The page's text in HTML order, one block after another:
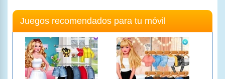
Juegos recomendados para tu móvil